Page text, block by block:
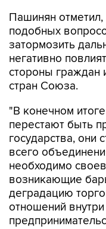
Пашинян отметил,
подобных
затормозить
негативно
стороны граждан
стран Союза.
"В конечном
перестают быть
государства, они
всего
необходимо
возникающие
деградацию
отношений